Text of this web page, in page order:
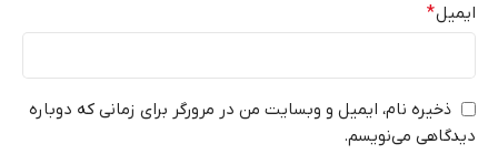
ایمیل*
ذخیره نام، ایمیل و وبسایت من در مرورگر برای زمانی که دوباره
دیدگاهی می‌نویسم.